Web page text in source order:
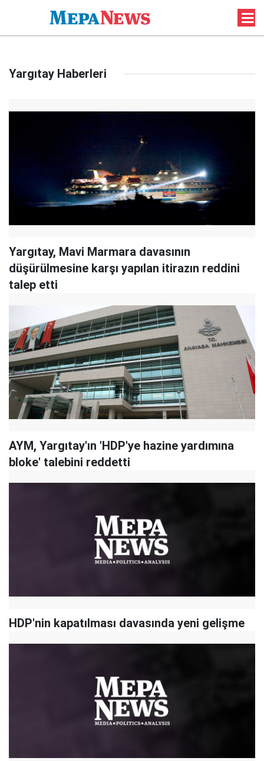
Yargıtay Haberleri
Yargıtay, Mavi Marmara davasının
düşürülmesine karşı yapılan itirazın reddini
talep etti
AYM, Yargıtay'ın 'HDP'ye hazine yardımına
bloke' talebini reddetti
HDP'nin kapatılması davasında yeni gelişme